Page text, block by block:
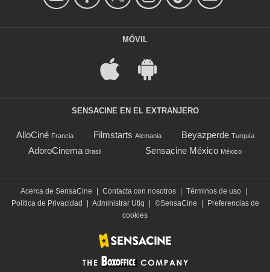
MÓVIL
SENSACINE EN EL EXTRANJERO
AlloCiné Francia Filmstarts Alemania Beyazperde Turquía
AdoroCinema Brasil Sensacine México México
Acerca de SensaCine Contacta con nosotros Términos de uso
Política de Privacidad
Administrar Utiq ©SensaCine
Preferencias de
cookies